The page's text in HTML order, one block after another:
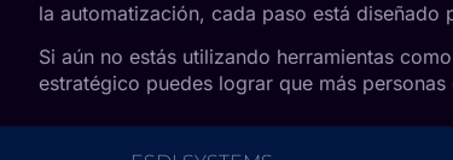
la automatización, cada paso está
Si aún no estás utilizando herramientas como
estratégico puedes lograr que más